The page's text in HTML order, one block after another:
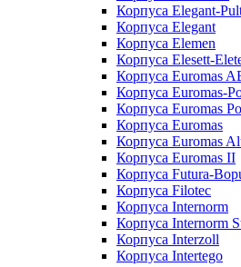
Корпуса Elegant-
Корпуса Elegant
Корпуса Elemen
Корпуса Elesett-
Корпуса Euromas
Корпуса Euromas-
Корпуса Euromas
Корпуса Euromas
Корпуса Euromas
Корпуса Euromas II
Корпуса Futura-
Корпуса Filotec
Корпуса Internorm
Корпуса Internorm
Корпуса Interzoll
Корпуса Intertego